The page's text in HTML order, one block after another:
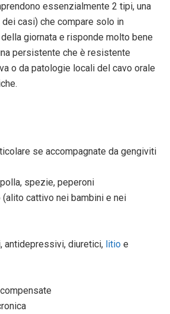
essenzialmente 2 tipi, una
casi) che compare solo in
giornata e risponde molto bene
persistente che è resistente
o da patologie locali del cavo orale
se accompagnate da gengiviti
spezie, peperoni
cattivo nei bambini e nei
antidepressivi, diuretici, litio e